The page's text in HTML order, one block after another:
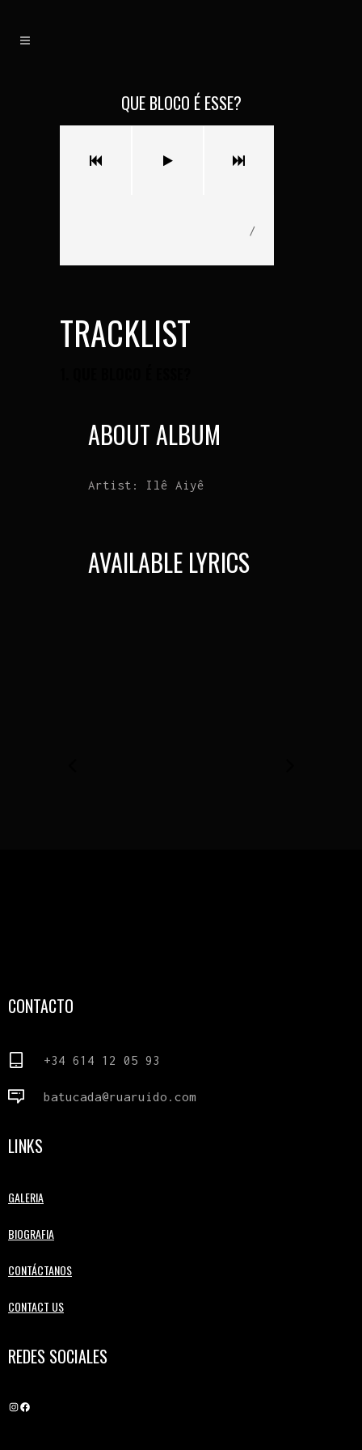
QUE BLOCO É ESSE?
/
TRACKLIST
ABOUT ALBUM
Artist: Ilê Aiyê
AVAILABLE LYRICS
CONTACTO
+34 614 12 05 93
batucada@ruaruido.com
LINKS
GALERIA
BIOGRAFIA
CONTÁCTANOS
CONTACT US
REDES SOCIALES